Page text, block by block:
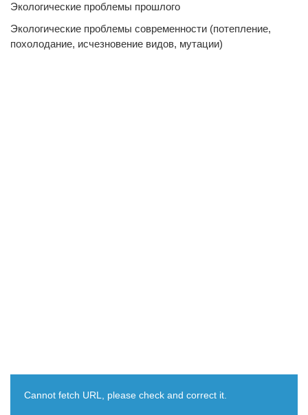
Экологические проблемы прошлого
Экологические проблемы современности (потепление,
похолодание, исчезновение видов, мутации)
Cannot fetch URL, please check and correct it.